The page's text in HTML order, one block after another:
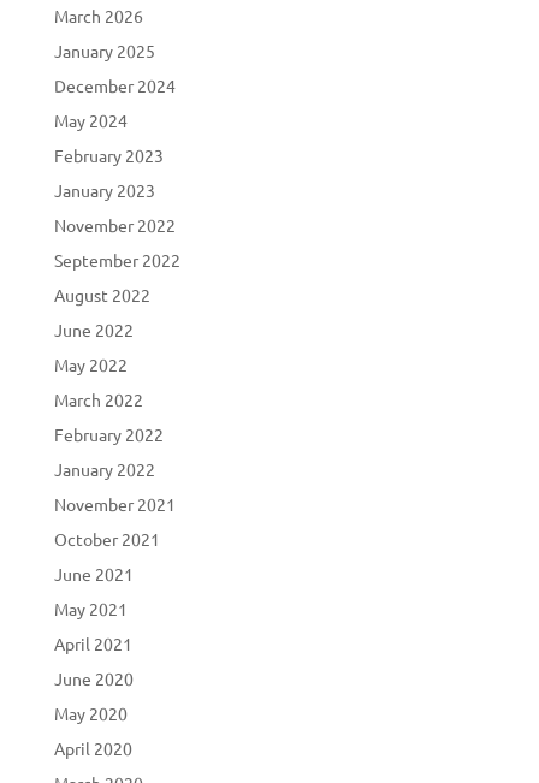
March 2026
January 2025
December 2024
May 2024
February 2023
January 2023
November 2022
September 2022
August 2022
June 2022
May 2022
March 2022
February 2022
January 2022
November 2021
October 2021
June 2021
May 2021
April 2021
June 2020
May 2020
April 2020